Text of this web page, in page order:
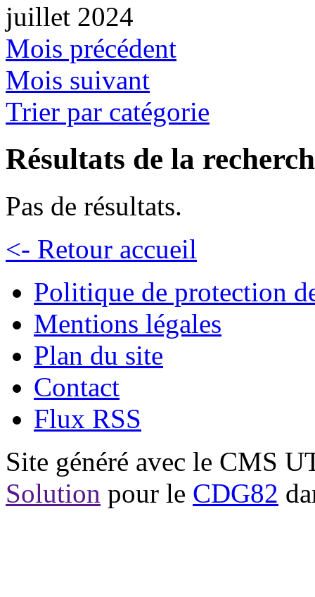
juillet 2024
Mois précédent
Mois suivant
Trier par catégorie
Résultats de la
Pas de résultats.
<- Retour accueil
Politique de protection
Mentions légales
Plan du site
Contact
Flux RSS
Site généré avec le CMS
Solution pour le CDG82